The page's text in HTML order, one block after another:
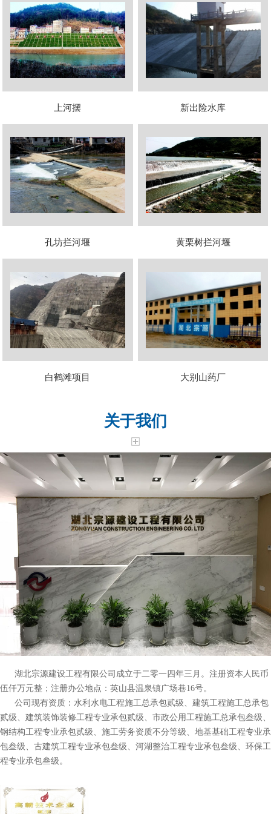
上河摆 新出险水库
孔坊拦河堰 黄栗树拦河堰
白鹤滩项目 大别山药厂
关于我们
湖北宗源建设工程有限公司成立于二零一四年三月。注册资本人民币
伍仟万元整；注册办公地点：英山县温泉镇广场巷16号。
公司现有资质：水利水电工程施工总承包贰级、建筑工程施工总承包
贰级、建筑装饰装修工程专业承包贰级、市政公用工程施工总承包叁级、
钢结构工程专业承包贰级、施工劳务资质不分等级、地基基础工程专业承
包叁级、古建筑工程专业承包叁级、河湖整治工程专业承包叁级、环保工
程专业承包叁级。